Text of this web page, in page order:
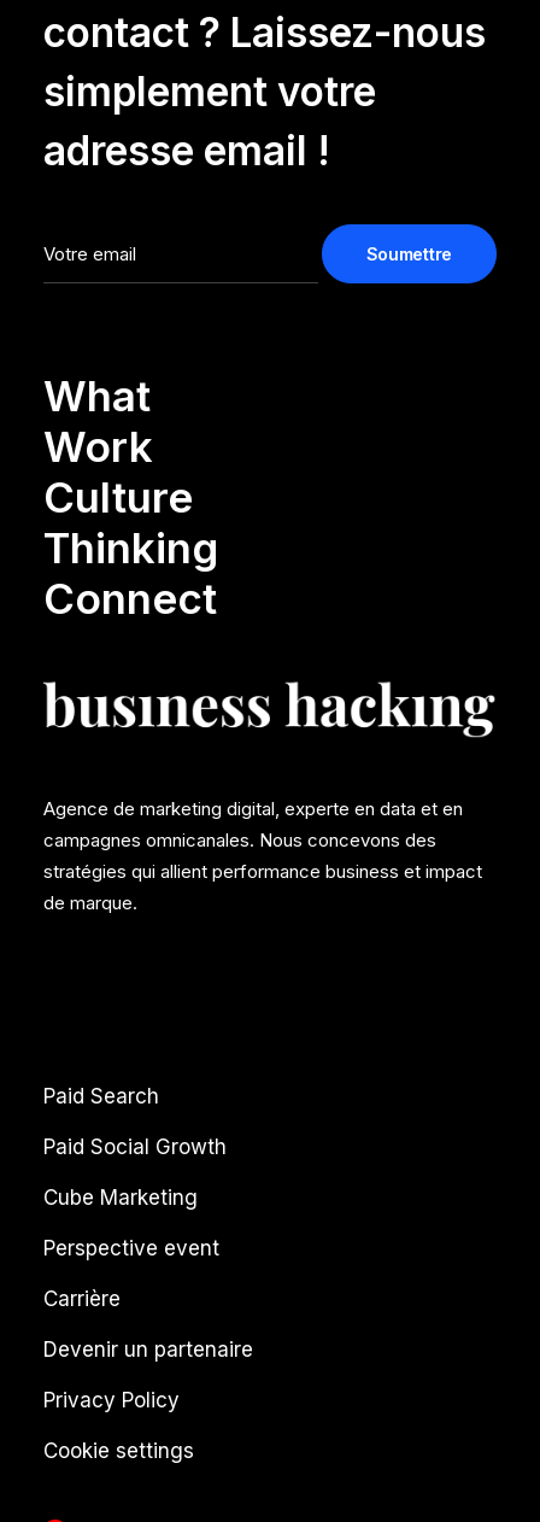
contact ? Laissez-nous
simplement votre
adresse email !
What
Work
Culture
Thinking
Connect
Agence de marketing digital, experte en data et en
campagnes omnicanales. Nous concevons des
stratégies qui allient performance business et impact
de marque.
Paid Search
Paid Social Growth
Cube Marketing
Perspective event
Carrière
Devenir un partenaire
Privacy Policy
Cookie settings